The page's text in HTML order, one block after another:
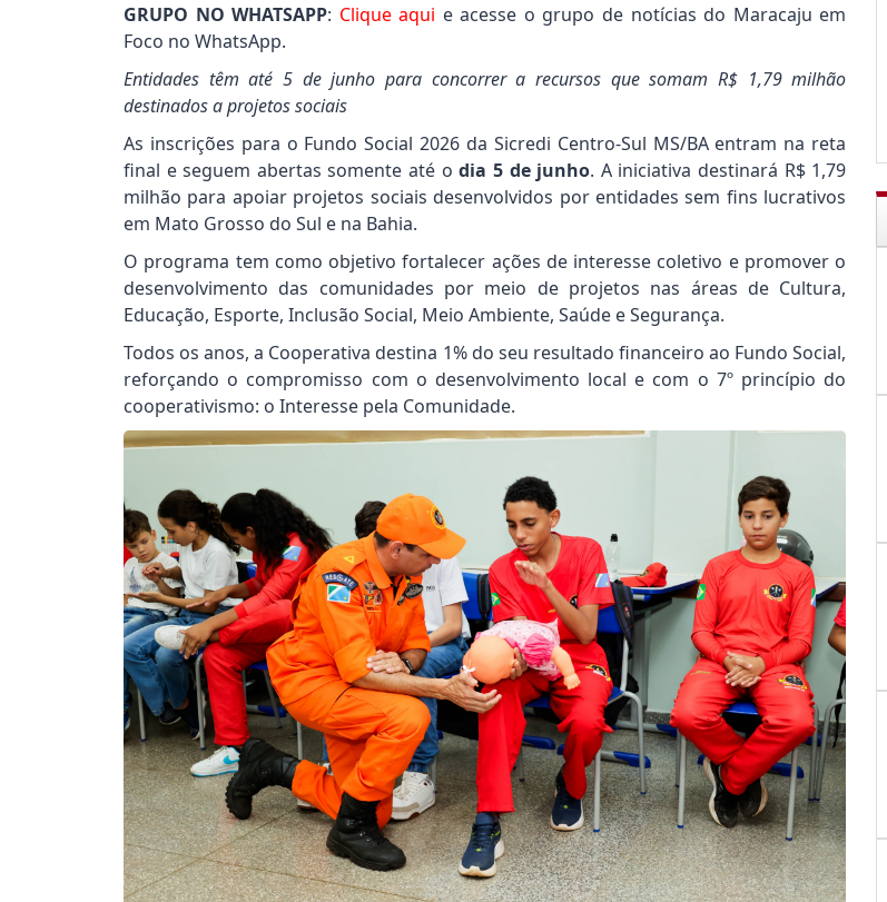
GRUPO NO WHATSAPP: Clique aqui e acesse o grupo de notícias do Maracaju em
Foco no WhatsApp.
Entidades têm até 5 de junho para concorrer a recursos que somam R$ 1,79 milhão
destinados a projetos sociais
As inscrições para o Fundo Social 2026 da Sicredi Centro-Sul MS/BA entram na reta
final e seguem abertas somente até odia 5 de junho. A iniciativa destinará R$ 1,79
milhão para apoiar projetos sociais desenvolvidos por entidades sem fins lucrativos
em Mato Grosso do Sul e na Bahia.
O programa tem como objetivo fortalecer ações de interesse coletivo e promover o
desenvolvimento das comunidades por meio de projetos nas áreas de Cultura,
Educação, Esporte, Inclusão Social, Meio Ambiente, Saúde e Segurança.
Todos os anos, a Cooperativa destina 1% do seu resultado financeiro ao Fundo Social,
reforçando o compromisso com o desenvolvimento local e com o 7º princípio do
cooperativismo: o Interesse pela Comunidade.